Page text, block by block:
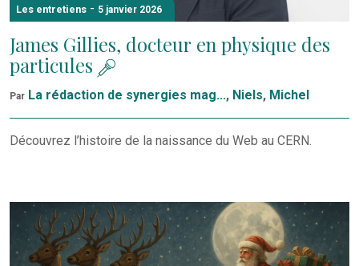
Les entretiens - 5 janvier 2026
James Gillies, docteur en physique des
particules
Par La rédaction de synergies mag..., Niels, Michel
Découvrez l’histoire de la naissance du Web au CERN.